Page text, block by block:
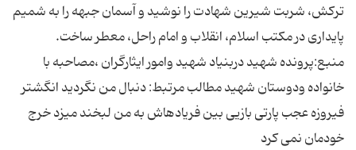
تركش، شربت شیرین شهادت را نوشید و آسمان جبهه را به شمیم
پایداری در مكتب اسلام، انقلاب و امام راحل، معطر ساخت.
منبع:پرونده شهید دربنیاد شهید وامور ایثارگران ،مصاحبه با
خانواده ودوستان شهید مطالب مرتبط: دنبال من نگردید انگشتر
فیروزه عجب پارتی بازیی بین فریادهاش به من لبخند میزد خرج
خودمان نمی کرد